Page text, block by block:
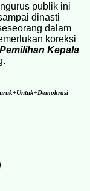
publik ini
dinasti
dalam
koreksi
Kepala